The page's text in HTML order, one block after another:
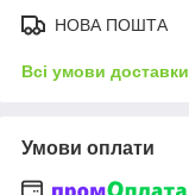
НОВА ПОШТА
Всі умови доставки
Умови оплати